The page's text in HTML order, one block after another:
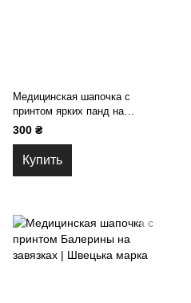
Медицинская шапочка с
принтом ярких панд на
завязках
300 ₴
Купить